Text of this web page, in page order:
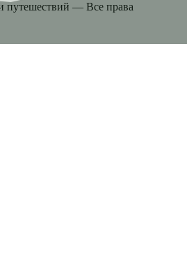
путешествий — Все права